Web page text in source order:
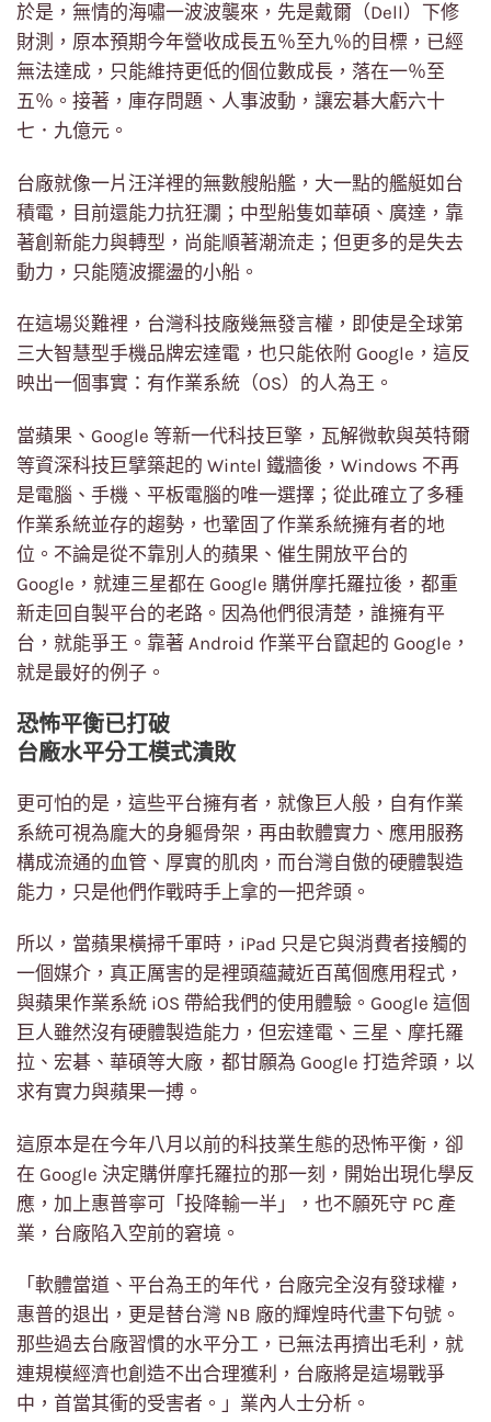
於是，無情的海嘯一波波襲來，先是戴爾（Dell）下修
財測，原本預期今年營收成長五％至九％的目標，已經
無法達成，只能維持更低的個位數成長，落在一％至
五％。接著，庫存問題、人事波動，讓宏碁大虧六十
七．九億元。
台廠就像一片汪洋裡的無數艘船艦，大一點的艦艇如台
積電，目前還能力抗狂瀾；中型船隻如華碩、廣達，靠
著創新能力與轉型，尚能順著潮流走；但更多的是失去
動力，只能隨波擺盪的小船。
在這場災難裡，台灣科技廠幾無發言權，即使是全球第
三大智慧型手機品牌宏達電，也只能依附 Google，這反
映出一個事實：有作業系統（OS）的人為王。
當蘋果、Google 等新一代科技巨擎，瓦解微軟與英特爾
等資深科技巨擘築起的 Wintel 鐵牆後，Windows 不再
是電腦、手機、平板電腦的唯一選擇；從此確立了多種
作業系統並存的趨勢，也鞏固了作業系統擁有者的地
位。不論是從不靠別人的蘋果、催生開放平台的
Google，就連三星都在 Google 購併摩托羅拉後，都重
新走回自製平台的老路。因為他們很清楚，誰擁有平
台，就能爭王。靠著 Android 作業平台竄起的 Google，
就是最好的例子。
恐怖平衡已打破
台廠水平分工模式潰敗
更可怕的是，這些平台擁有者，就像巨人般，自有作業
系統可視為龐大的身軀骨架，再由軟體實力、應用服務
構成流通的血管、厚實的肌肉，而台灣自傲的硬體製造
能力，只是他們作戰時手上拿的一把斧頭。
所以，當蘋果橫掃千軍時，iPad 只是它與消費者接觸的
一個媒介，真正厲害的是裡頭蘊藏近百萬個應用程式，
與蘋果作業系統 iOS 帶給我們的使用體驗。Google 這個
巨人雖然沒有硬體製造能力，但宏達電、三星、摩托羅
拉、宏碁、華碩等大廠，都甘願為 Google 打造斧頭，以
求有實力與蘋果一搏。
這原本是在今年八月以前的科技業生態的恐怖平衡，卻
在 Google 決定購併摩托羅拉的那一刻，開始出現化學反
應，加上惠普寧可「投降輸一半」，也不願死守 PC 產
業，台廠陷入空前的窘境。
「軟體當道、平台為王的年代，台廠完全沒有發球權，
惠普的退出，更是替台灣 NB 廠的輝煌時代畫下句號。
那些過去台廠習慣的水平分工，已無法再擠出毛利，就
連規模經濟也創造不出合理獲利，台廠將是這場戰爭
中，首當其衝的受害者。」業內人士分析。